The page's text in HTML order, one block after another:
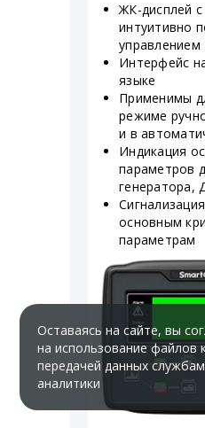
ЖК-дисплей
интуитивно
управлением
Интерфейс
языке
Применимы
режиме
и в
Индикация
параметров
генератора,
основным
параметрам
Оставаясь на сайте, вы
на использование файлов
передачей данных
аналитики